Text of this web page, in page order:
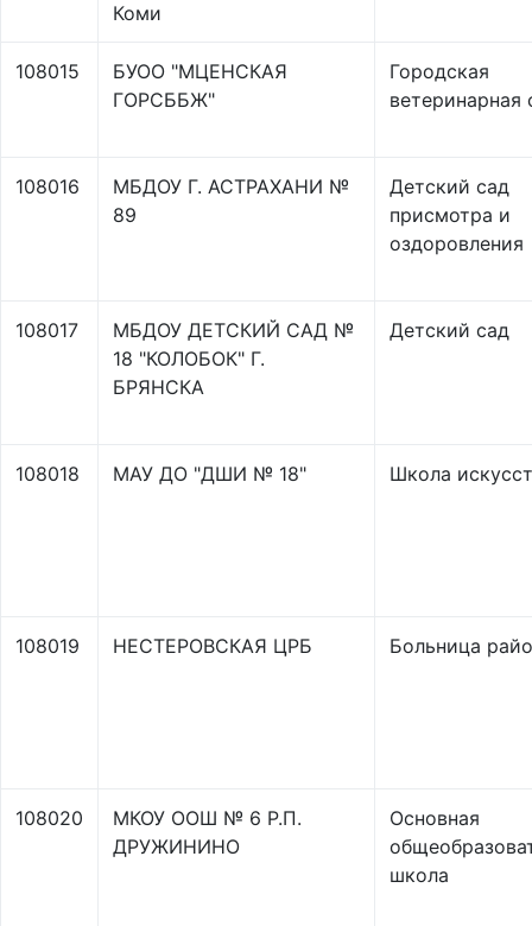
Коми
108015
БУОО "МЦЕНСКАЯ
ГОРСББЖ"
Городская
ветеринарная
108016
МБДОУ Г. АСТРАХАНИ №
89
Детский сад
присмотра и
оздоровления
108017
МБДОУ ДЕТСКИЙ САД №
18 "КОЛОБОК" Г.
БРЯНСКА
Детский сад
108018 МАУ ДО "ДШИ № 18" Школа
108019 НЕСТЕРОВСКАЯ ЦРБ Больница
108020
МКОУ ООШ № 6 Р.П.
ДРУЖИНИНО
Основная
школа